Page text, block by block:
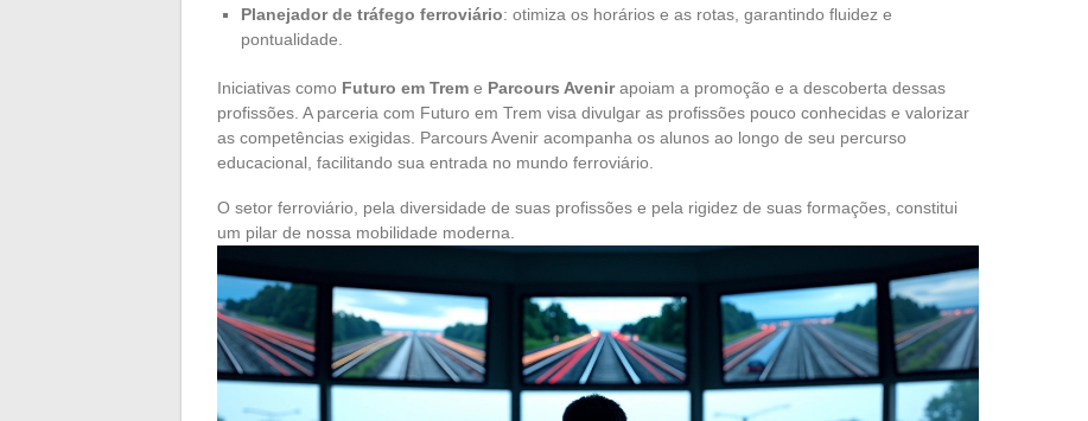
Planejador de tráfego ferroviário: otimiza os horários e as rotas, garantindo fluidez e
pontualidade.
Iniciativas como Futuro em Trem e Parcours Avenirapoiam a promoção e a descoberta dessas
profissões. A parceria com Futuro em Trem visa divulgar as profissões pouco conhecidas e valorizar
as competências exigidas. Parcours Avenir acompanha os alunos ao longo de seu percurso
educacional, facilitando sua entrada no mundo ferroviário.
O setor ferroviário, pela diversidade de suas profissões e pela rigidez de suas formações, constitui
um pilar de nossa mobilidade moderna.